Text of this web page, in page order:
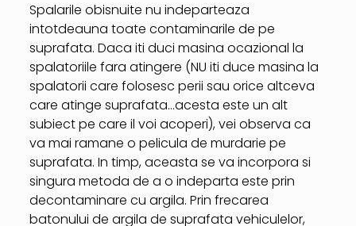
Spalarile obisnuite nu indeparteaza
intotdeauna toate contaminarile de pe
suprafata. Daca iti duci masina ocazional la
spalatoriile fara atingere (NU iti duce masina la
spalatorii care folosesc perii sau orice altceva
care atinge suprafata…acesta este un alt
subiect pe care il voi acoperi), vei observa ca
va mai ramane o pelicula de murdarie pe
suprafata. In timp, aceasta se va incorpora si
singura metoda de a o indeparta este prin
decontaminare cu argila. Prin frecarea
batonului de argila de suprafata vehiculelor,